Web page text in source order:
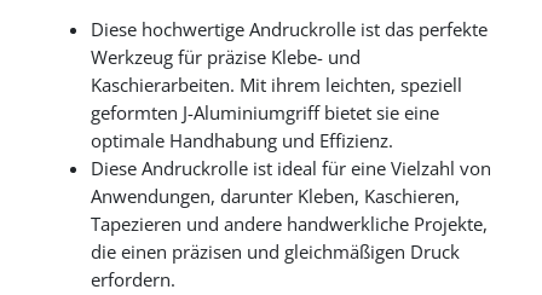
Diese hochwertige Andruckrolle ist das perfekte
Werkzeug für präzise Klebe- und
Kaschierarbeiten. Mit ihrem leichten, speziell
geformten J-Aluminiumgriff bietet sie eine
optimale Handhabung und Effizienz.
Diese Andruckrolle ist ideal für eine Vielzahl von
Anwendungen, darunter Kleben, Kaschieren,
Tapezieren und andere handwerkliche Projekte,
die einen präzisen und gleichmäßigen Druck
erfordern.